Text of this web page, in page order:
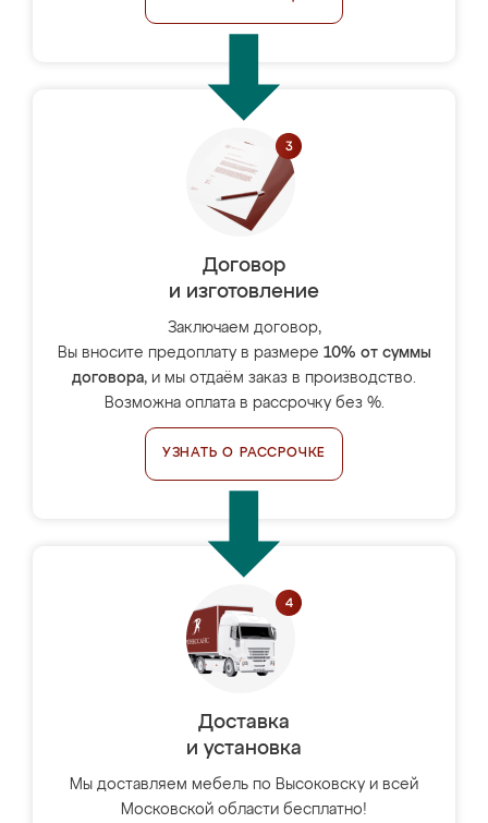
Договор
и изготовление
Заключаем договор,
Вы вносите предоплату в размере 10% от суммы
договора, и мы отдаём заказ в производство.
Возможна оплата в рассрочку без %.
УЗНАТЬ О РАССРОЧКЕ
Доставка
и установка
Мы доставляем мебель по Высоковску и всей
Московской области бесплатно!